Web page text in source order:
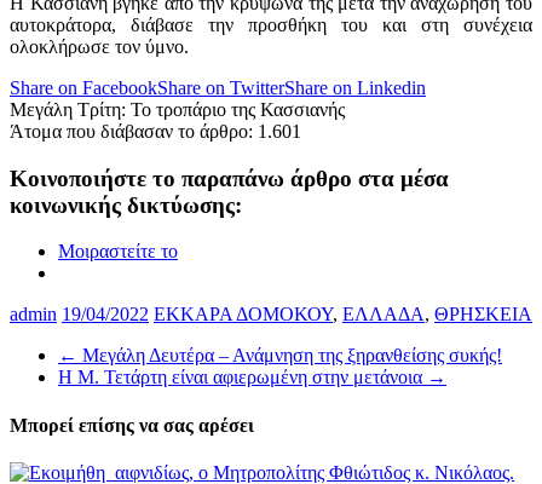
αυτοκράτορα, διάβασε την προσθήκη του και στη συνέχεια
ολοκλήρωσε τον ύμνο.
Share on FacebookShare on TwitterShare on Linkedin
Μεγάλη Τρίτη: Το τροπάριο της Κασσιανής
Άτομα που διάβασαν το άρθρο: 1.601
Κοινοποιήστε το παραπάνω άρθρο στα μέσα
κοινωνικής δικτύωσης:
Μοιραστείτε το
admin 19/04/2022 ΕΚΚΑΡΑ ΔΟΜΟΚΟΥ, ΕΛΛΑΔΑ, ΘΡΗΣΚΕΙΑ
← Μεγάλη Δευτέρα – Ανάμνηση της ξηρανθείσης συκής!
Η Μ. Τετάρτη είναι αφιερωμένη στην μετάνοια →
Μπορεί επίσης να σας αρέσει